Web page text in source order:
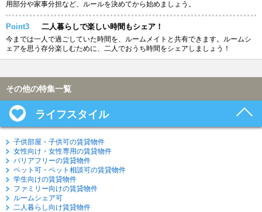
用部分や家事分担など、ルールを決めてから始めましょう。
Point3 二人暮らしで楽しい時間もシェア！
今までは一人で過ごしていた時間を、ルームメイトと共有できます。ルームシ
ェアを思う存分楽しむために、二人でおうち時間をシェアしましょう！
その他の特集一覧
ライフスタイル
子供部屋・子供可の賃貸物件
女性向け・女性専用の賃貸物件
バリアフリーの賃貸物件
ペット可・ペット相談可の賃貸物件
学生向けの賃貸物件
ファミリー向けの賃貸物件
ルームシェア可
二人暮らし向け賃貸物件